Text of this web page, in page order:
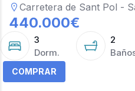
Carretera de Sant Pol -
440.000€
3
Dorm.
2
COMPRAR